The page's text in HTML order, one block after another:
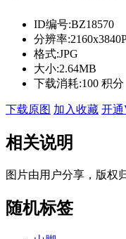
ID编号:BZ18570
分辨率:
格式:JPG
大小:2.64MB
下载消耗:100 积分
下载原图 加入收藏 开
相关说明
图片由用户分享，版权
随机标签